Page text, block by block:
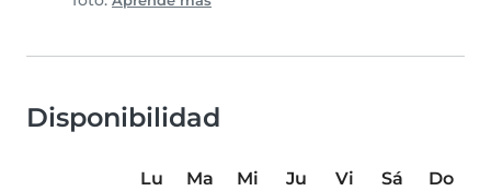
Disponibilidad
Lu Ma Mi Ju Vi Sá
Do